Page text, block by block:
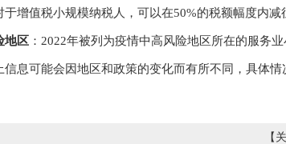
于增值税小规模纳税人，可以在50%的税额幅度内减
地区 ：2022年被列为疫情中高风险地区所在的服务
信息可能会因地区和政策的变化而有所不同，具体情
【